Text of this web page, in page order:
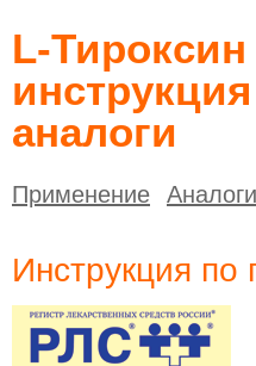
L-
аналоги
Применение Аналоги
Инструкция